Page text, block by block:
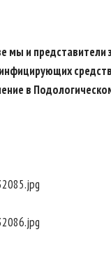
мы и представители
в